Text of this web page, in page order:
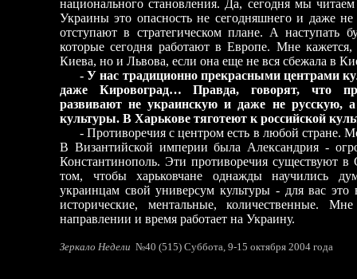
национального становления. Да, сегодня мы
Украины это опасность не сегодняшнего и даже
отступают в стратегическом плане. А наступать
которые сегодня работают в Европе. Мне
Киева, но и Львова, если она еще не вся сбежала в
- У нас традиционно прекрасными центрами
даже Кировоград… Правда, говорят, что
развивают не украинскую и даже не русскую, а
культуры. В Харькове тяготеют к российской
- Противоречия с центром есть в любой стране.
В Византийской империи была Александрия -
Константинополь. Эти противоречия
том, чтобы харьковчане однажды научились
украинцам свой универсум культуры - для вас
исторические, ментальные, количественные.
направлении и время работает на Украину.
Зеркало Недели №40 (515) Суббота, 9-15 октября 2004 года